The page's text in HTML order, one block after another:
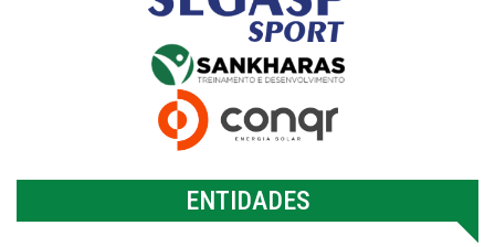
ENTIDADES